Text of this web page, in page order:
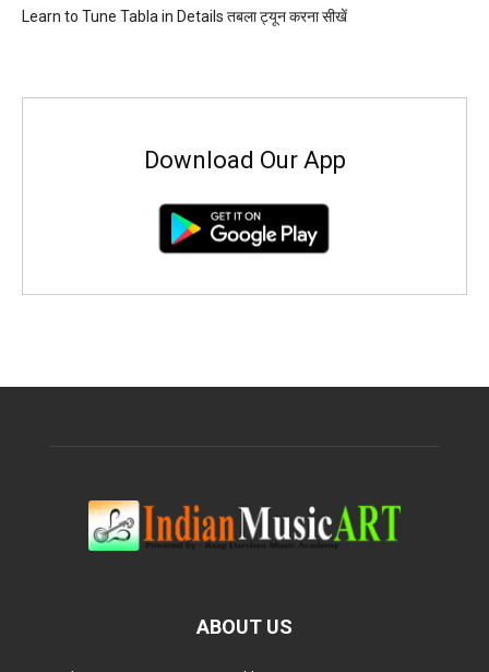
Learn to Tune Tabla in Details तबला ट्यून करना सीखें
Download Our App
ABOUT US